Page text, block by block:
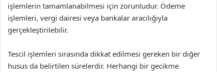
işlemlerin tamamlanabilmesi için zorunludur. Ödeme
işlemleri, vergi dairesi veya bankalar aracılığıyla
gerçekleştirilebilir.
Tescil işlemleri sırasında dikkat edilmesi gereken bir diğer
husus da belirtilen sürelerdir. Herhangi bir gecikme